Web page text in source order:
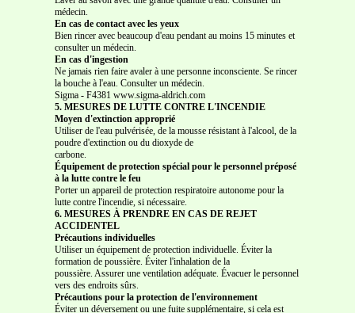
médecin.
En cas de contact avec les yeux
Bien rincer avec beaucoup d'eau pendant au moins 15 minutes et
consulter un médecin.
En cas d'ingestion
Ne jamais rien faire avaler à une personne inconsciente. Se rincer
la bouche à l'eau. Consulter un médecin.
Sigma - F4381 www.sigma-aldrich.com
5. MESURES DE LUTTE CONTRE L'INCENDIE
Moyen d'extinction approprié
Utiliser de l'eau pulvérisée, de la mousse résistant à l'alcool, de la
poudre d'extinction ou du dioxyde de
carbone.
Équipement de protection spécial pour le personnel préposé
à la lutte contre le feu
Porter un appareil de protection respiratoire autonome pour la
lutte contre l'incendie, si nécessaire.
6. MESURES À PRENDRE EN CAS DE REJET
ACCIDENTEL
Précautions individuelles
Utiliser un équipement de protection individuelle. Éviter la
formation de poussière. Éviter l'inhalation de la
poussière. Assurer une ventilation adéquate. Évacuer le personnel
vers des endroits sûrs.
Précautions pour la protection de l'environnement
Éviter un déversement ou une fuite supplémentaire, si cela est